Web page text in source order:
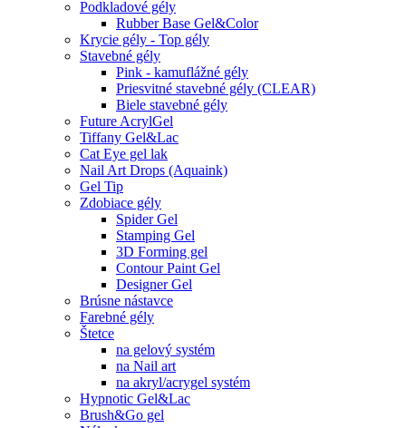
Podkladové gély
Rubber Base Gel&Color
Krycie gély - Top gély
Stavebné gély
Pink - kamuflážné gély
Priesvitné stavebné gély (CLEAR)
Biele stavebné gély
Future AcrylGel
Tiffany Gel&Lac
Cat Eye gel lak
Nail Art Drops (Aquaink)
Gel Tip
Zdobiace gély
Spider Gel
Stamping Gel
3D Forming gel
Contour Paint Gel
Designer Gel
Brúsne nástavce
Farebné gély
Štetce
na gelový systém
na Nail art
na akryl/acrygel systém
Hypnotic Gel&Lac
Brush&Go gel